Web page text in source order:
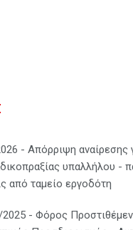
- Απόρριψη αναίρεσης
υπαλλήλου -
από ταμείο εργοδότη
- Φόρος